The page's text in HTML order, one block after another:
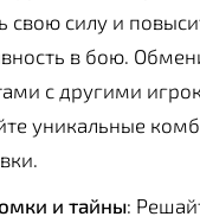
свою силу и
в бою.
с другими
уникальные
и тайны: